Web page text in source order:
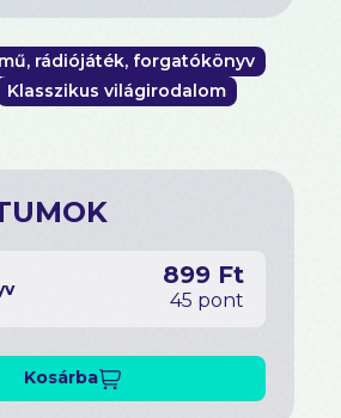
rádiójáték, forgatókönyv
Klasszikus világirodalom
899 Ft
45 pont
Kosárba